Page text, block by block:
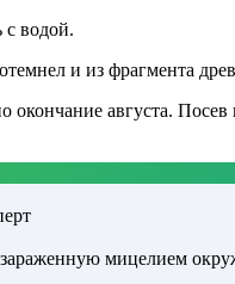
с водой.
и из фрагмента
окончание августа.
зараженную мицелием